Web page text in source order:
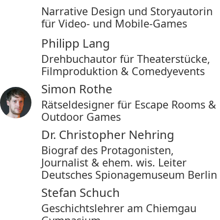
Narrative Design und Storyautorin
für Video- und Mobile-Games
Philipp Lang
Drehbuchautor für Theaterstücke,
Filmproduktion & Comedyevents
Simon Rothe
Rätseldesigner für Escape Rooms &
Outdoor Games
Dr. Christopher Nehring
Biograf des Protagonisten,
Journalist & ehem. wis. Leiter
Deutsches Spionagemuseum Berlin
Stefan Schuch
Geschichtslehrer am Chiemgau